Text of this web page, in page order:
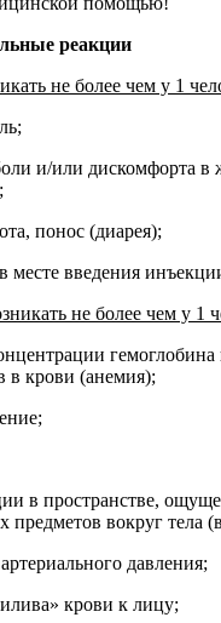
реакции
не более чем у 1
и/или дискомфорта в
понос (диарея);
месте введения
не более чем у 1
гемоглобина
в крови (анемия);
в пространстве,
вокруг тела
давления;
крови к лицу;